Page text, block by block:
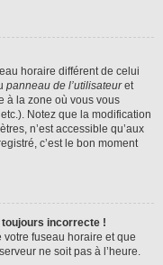
horaire différent de celui
panneau de l’utilisateuret
à la zone où vous vous
Notez que la modification
n’est accessible qu’aux
c’est le bon moment
toujours incorrecte !
votre fuseau horaire et que
ne soit pas à l’heure.